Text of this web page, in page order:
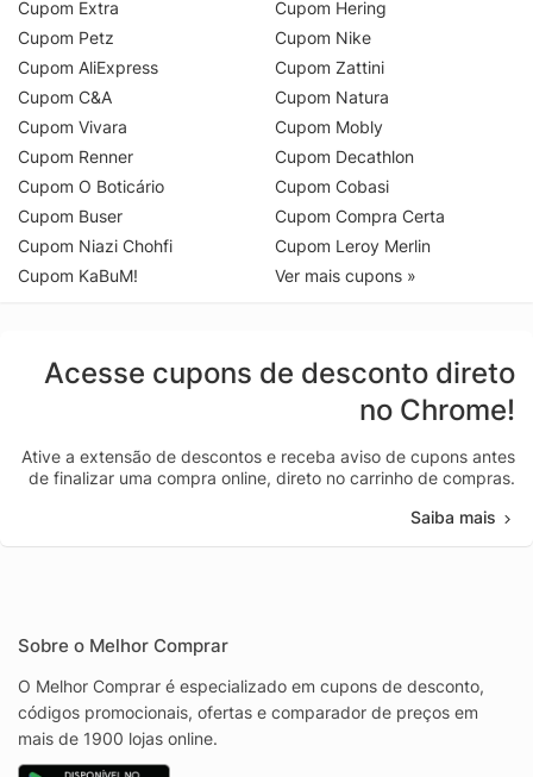
Cupom Extra
Cupom Petz
Cupom AliExpress
Cupom C&A
Cupom Vivara
Cupom Renner
Cupom O Boticário
Cupom Buser
Cupom Niazi Chohfi
Cupom KaBuM!
Cupom Hering
Cupom Nike
Cupom Zattini
Cupom Natura
Cupom Mobly
Cupom Decathlon
Cupom Cobasi
Cupom Compra Certa
Cupom Leroy Merlin
Ver mais cupons »
Acesse cupons de desconto direto
no Chrome!
Ative a extensão de descontos e receba aviso de cupons antes
de finalizar uma compra online, direto no carrinho de compras.
Saiba mais
Sobre o Melhor Comprar
O Melhor Comprar é especializado em cupons de desconto,
códigos promocionais, ofertas e comparador de preços em
mais de 1900 lojas online.